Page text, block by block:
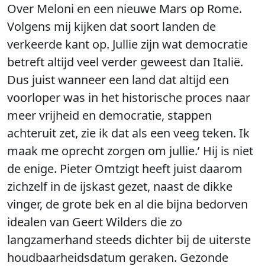
Over Meloni en een nieuwe Mars op Rome.
Volgens mij kijken dat soort landen de
verkeerde kant op. Jullie zijn wat democratie
betreft altijd veel verder geweest dan Italië.
Dus juist wanneer een land dat altijd een
voorloper was in het historische proces naar
meer vrijheid en democratie, stappen
achteruit zet, zie ik dat als een veeg teken. Ik
maak me oprecht zorgen om jullie.’ Hij is niet
de enige. Pieter Omtzigt heeft juist daarom
zichzelf in de ijskast gezet, naast de dikke
vinger, de grote bek en al die bijna bedorven
idealen van Geert Wilders die zo
langzamerhand steeds dichter bij de uiterste
houdbaarheidsdatum geraken. Gezonde